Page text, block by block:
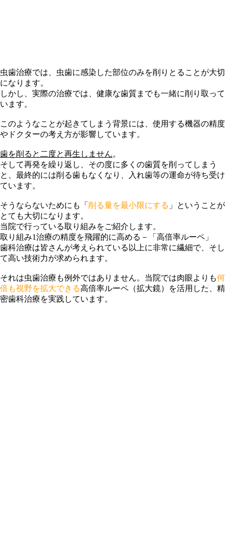
虫歯治療では、虫歯に感染した部位のみを削りとることが大切
になります。
しかし、実際の治療では、健康な歯質までも一緒に削り取って
います。
このようなことが起きてしまう背景には、使用する機器の精度
やドクターの考え方が影響しています。
歯を削ると二度と再生しません。
そして再発を繰り返し、その度に多くの歯質を削ってしまう
と、最終的には削る歯もなくなり、入れ歯等の運命が待ち受け
ています。
そうならないためにも「 削る量を最小限にする 」ということが
とても大切になります。
当院で行っている取り組みをご紹介します。
取り組み1治療の精度を飛躍的に高める－「高倍率ルーペ」
歯科治療は皆さんが考えられている以上に非常に繊細で、そし
て高い技術力が求められます。
それは虫歯治療も例外ではありません。当院では肉眼よりも何
倍も視野を拡大できる高倍率ルーペ（拡大鏡）を活用した、精
密歯科治療を実践しています。